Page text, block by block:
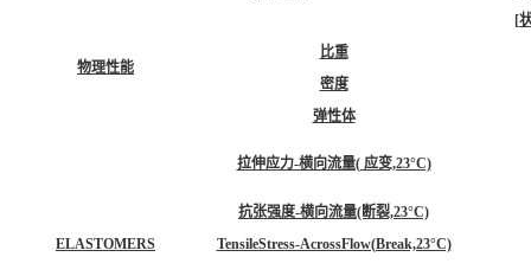
[
物理性能
比重
密度
ELASTOMERS
弹性体
拉伸应力-横向流量( 应变,23°C)
抗张强度-横向流量(断裂,23°C)
TensileStress-AcrossFlow(Break,23°C)